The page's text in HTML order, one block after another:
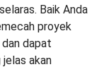
Baik Anda
proyek
dapat
akan